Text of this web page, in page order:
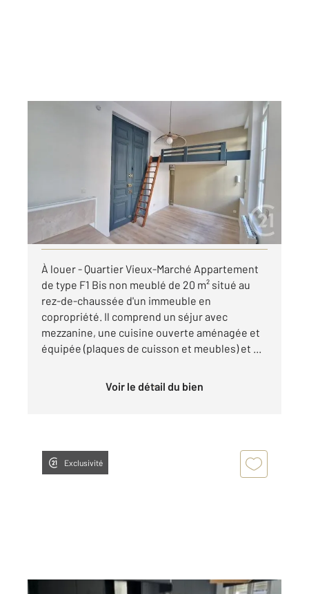
, 1 pièce
Appartement F1 à louer
460 €
par mois charges comprises
Visiter le site dédié
À louer - Quartier Vieux-Marché Appartement
de type F1 Bis non meublé de 20 m² situé au
rez-de-chaussée d'un immeuble en
copropriété. Il comprend un séjur avec
mezzanine, une cuisine ouverte aménagée et
équipée (plaques de cuisson et meubles) et ...
Voir le détail du bien
Exclusivité